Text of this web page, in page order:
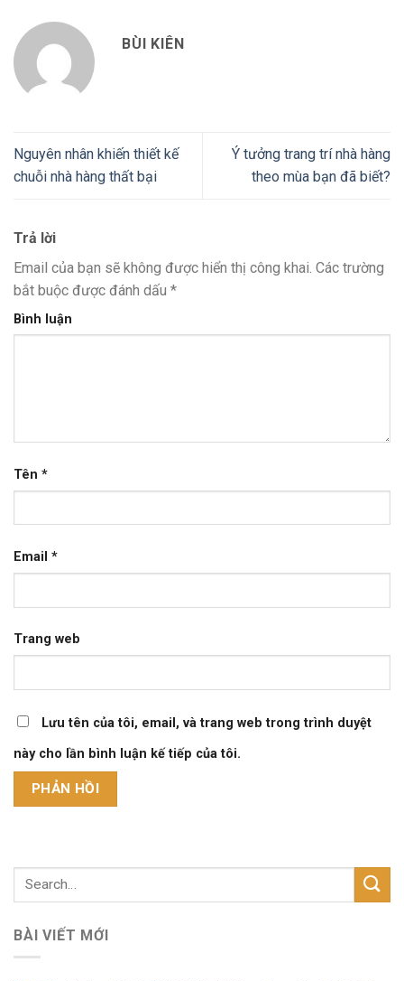
BÙI KIÊN
Nguyên nhân khiến thiết kế
chuỗi nhà hàng thất bại
Ý tưởng trang trí nhà hàng
theo mùa bạn đã biết?
Trả lời
Email của bạn sẽ không được hiển thị công khai. Các trường
bắt buộc được đánh dấu *
Bình luận
Tên *
Email *
Trang web
Lưu tên của tôi, email, và trang web trong trình duyệt
này cho lần bình luận kế tiếp của tôi.
BÀI VIẾT MỚI